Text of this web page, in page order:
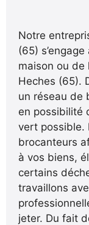
Notre
(65)
maison ou de
Heches (65).
un réseau de
en possibilité
vert possible.
brocanteurs
à vos biens,
certains
travaillons
jeter. Du fait